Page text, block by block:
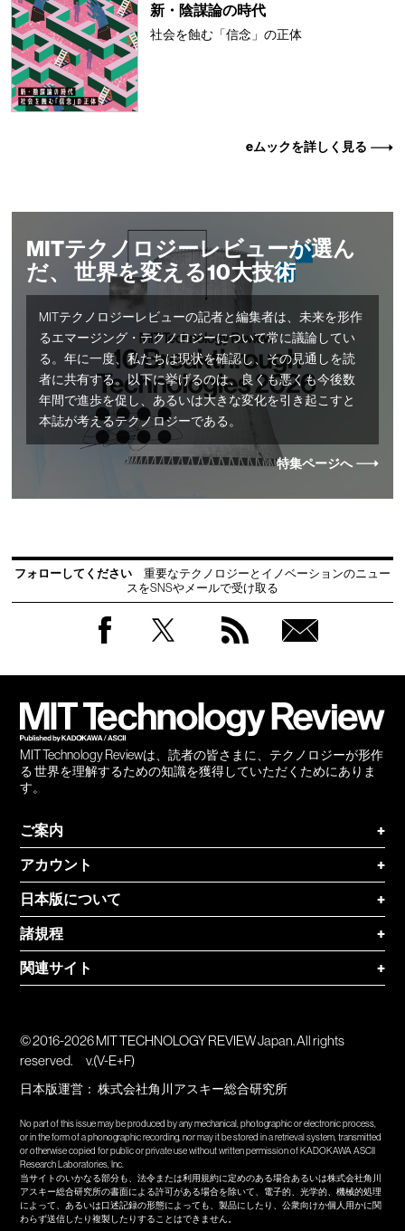
新・陰謀論の時代
社会を蝕む「信念」の正体
eムックを詳しく見る
MITテクノロジーレビューが選ん
だ、 世界を変える10大技術
MITテクノロジーレビューの記者と編集者は、未来を形作
るエマージング・テクノロジーについて常に議論してい
る。年に一度、私たちは現状を確認し、その見通しを読
者に共有する。以下に挙げるのは、良くも悪くも今後数
年間で進歩を促し、あるいは大きな変化を引き起こすと
本誌が考えるテクノロジーである。
特集ページへ
フォローしてください
重要なテクノロジーとイノベーションのニュー
スをSNSやメールで受け取る
MIT Technology Reviewは、読者の皆さまに、テクノロジーが形作
る 世界を理解するための知識を獲得していただくためにありま
す。
ご案内
+
アカウント
+
日本版について
+
諸規程
+
関連サイト
+
© 2016-2026 MIT TECHNOLOGY REVIEW Japan. All rights
reserved.
v.(V-E+F)
日本版運営：株式会社角川アスキー総合研究所
No part of this issue may be produced by any mechanical, photographic or electronic process,
or in the form of a phonographic recording, nor may it be stored in a retrieval system, transmitted
or otherwise copied for public or private use without written permission of KADOKAWA ASCII
Research Laboratories, Inc.
当サイトのいかなる部分も、法令または利用規約に定めのある場合あるいは株式会社角川
アスキー総合研究所の書面による許可がある場合を除いて、電子的、光学的、機械的処理
によって、あるいは口述記録の形態によっても、製品にしたり、公衆向けか個人用かに関
わらず送信したり複製したりすることはできません。